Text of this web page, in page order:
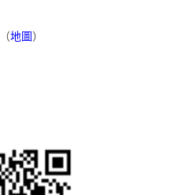
（地圖）